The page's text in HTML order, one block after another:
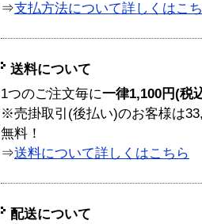
⇒支払方法について詳しくはこ
送料について
1つのご注文毎に一律1,100円(税
※売掛取引(後払い)のお客様は
無料！
⇒送料について詳しくはこちら
配送について